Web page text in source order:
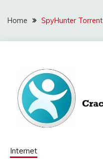
Home SpyHunter Torrent
Internet